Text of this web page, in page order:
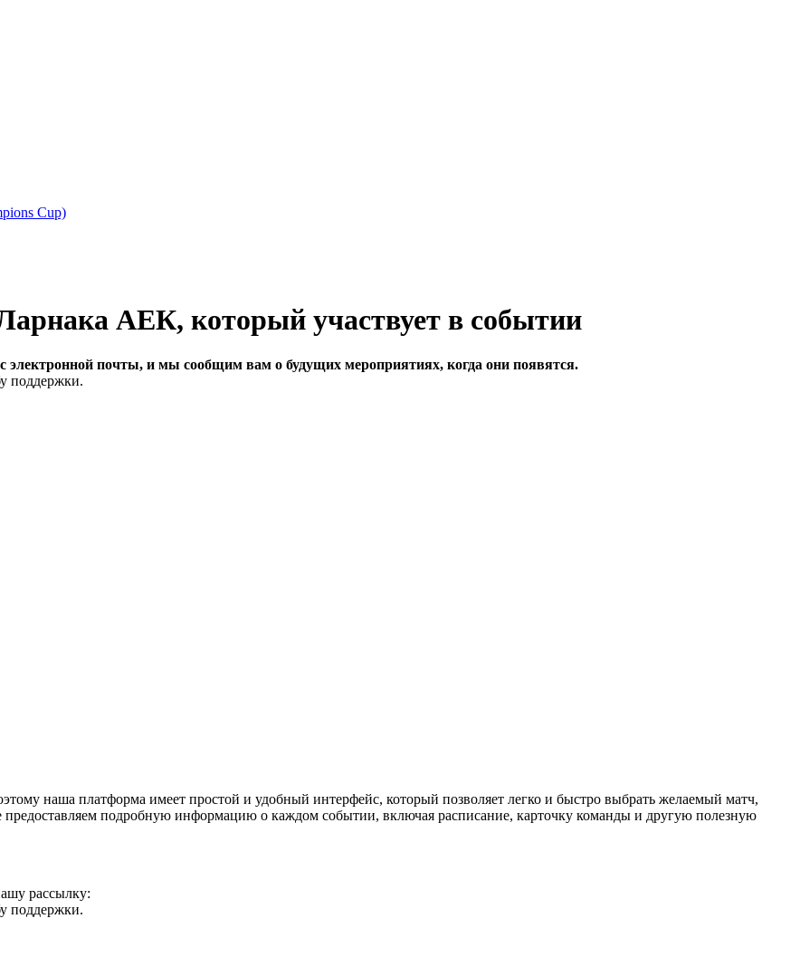
Cup)
электронной почты, и мы сообщим вам о будущих мероприятиях, когда они появятся.
поддержки.
наша платформа имеет простой и удобный интерфейс, который позволяет легко и быстро выбрать желаемый матч,
подробную информацию о каждом событии, включая расписание, карточку команды и другую полезную
рассылку:
поддержки.